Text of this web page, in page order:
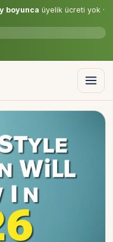
boyunca üyelik ücreti yok ·